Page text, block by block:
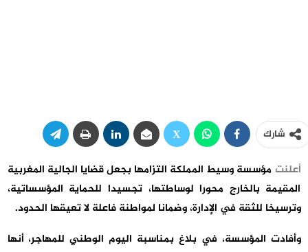
شارك
أعلنت مؤسسة وسيط المملكة التزامها بجعل قضايا الجالية المغربية
المقيمة بالخارج محورا لوساطتها، تجسيدا للحماية المؤسساتية،
وترسيخا للثقة في الإدارة، وضمانا لمواطنة فاعلة لا تعيقها الحدود.
وأفادت المؤسسة، في بلاغ بمناسبة اليوم الوطني للمهاجر، أنها